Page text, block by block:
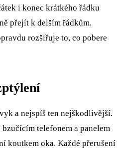
i konec krátkého řádku
přejít k delším řádkům.
rozšiřuje to, co pobere
a nejspíš ten nejškodlivější.
telefonem a panelem
koutkem oka. Každé přerušení